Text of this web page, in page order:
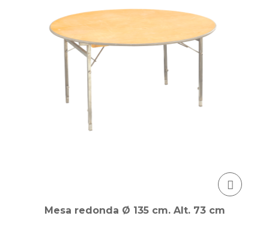
Mesa redonda Ø 135 cm. Alt. 73 cm